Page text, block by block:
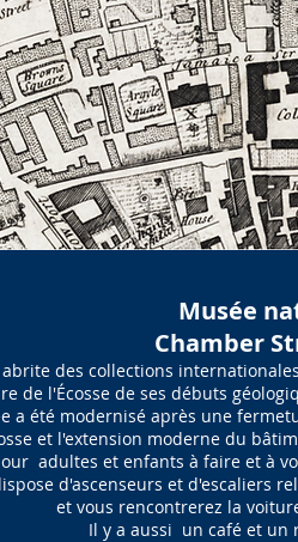
Musée
Chamber
abrite des collections
de l'Écosse de ses débuts
a été modernisé après une
et l'extension moderne du
adultes et enfants à faire et à
d'ascenseurs et d'escaliers
et vous rencontrerez la
Il y a aussi un café et un